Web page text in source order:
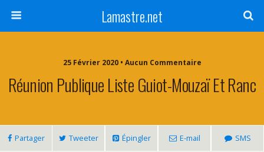
Lamastre.net
25 Février 2020 • Aucun Commentaire
Réunion Publique Liste Guiot-Mouzaï Et Ranc
Partager Tweeter Épingler E-mail SMS